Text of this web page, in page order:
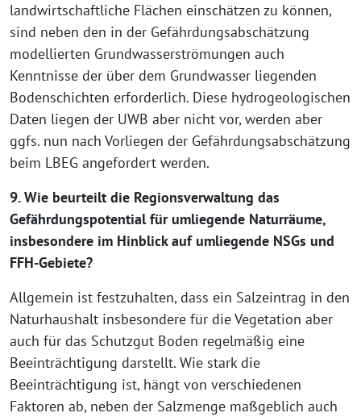
landwirtschaftliche Flächen einschätzen zu können,
sind neben den in der Gefährdungsabschätzung
modellierten Grundwasserströmungen auch
Kenntnisse der über dem Grundwasser liegenden
Bodenschichten erforderlich. Diese hydrogeologischen
Daten liegen der UWB aber nicht vor, werden aber
ggfs. nun nach Vorliegen der Gefährdungsabschätzung
beim LBEG angefordert werden.
9. Wie beurteilt die Regionsverwaltung das
Gefährdungspotential für umliegende Naturräume,
insbesondere im Hinblick auf umliegende NSGs und
FFH-Gebiete?
Allgemein ist festzuhalten, dass ein Salzeintrag in den
Naturhaushalt insbesondere für die Vegetation aber
auch für das Schutzgut Boden regelmäßig eine
Beeinträchtigung darstellt. Wie stark die
Beeinträchtigung ist, hängt von verschiedenen
Faktoren ab, neben der Salzmenge maßgeblich auch